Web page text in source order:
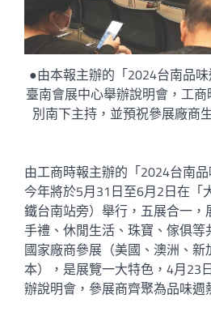
●由本報主辦的「2024台南品
臺南會展中心舉辦說明會，工
別南下主持，並預祝參展廠商
由工商時報主辦的「2024台南
今年將於5月31日至6月2日在「
鐵台南站旁）舉行，五展合一
手禮、休閒生活、珠寶、傢俱
國家廠商參展（美國、澳洲、
本），是展覽一大特色，4月23
辦說明會，參展商齊聚為品味週